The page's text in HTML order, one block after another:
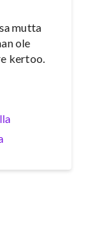
mutta
ole
kertoo.